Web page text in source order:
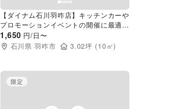
【ダイナム石川羽咋店】キッチンカーや
プロモーションイベントの開催に最適な
アミューズメント施設のイベントスペー
ス
1,650 円/日〜
石川県 羽咋市 3.02坪 (10 ㎡)
限定